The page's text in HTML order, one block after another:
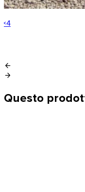
arrow_back
arrow_forward
Questo